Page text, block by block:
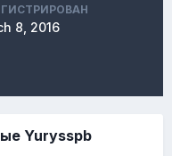
8, 2016
Yurysspb